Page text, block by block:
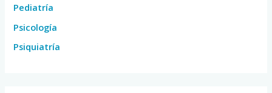
Pediatría
Psicología
Psiquiatría